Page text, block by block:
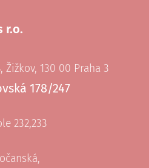
r.o.
130 00 Praha 3
178/247
232,233